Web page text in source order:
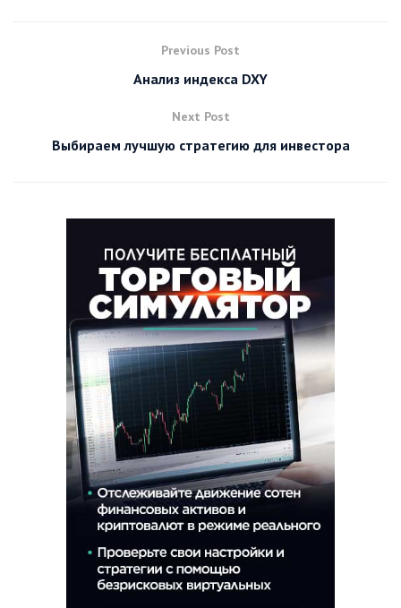
Previous Post
Анализ индекса DXY
Next Post
Выбираем лучшую стратегию для инвестора